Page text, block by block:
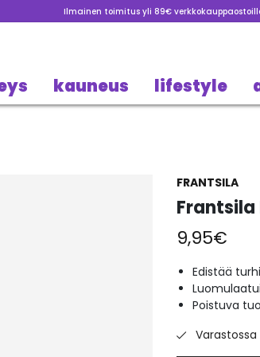
Ilmainen toimitus yli 89€
kauneus lifestyle
FRANTSILA
Frantsila
9,95€
Edistää
Poistuva
Varastossa